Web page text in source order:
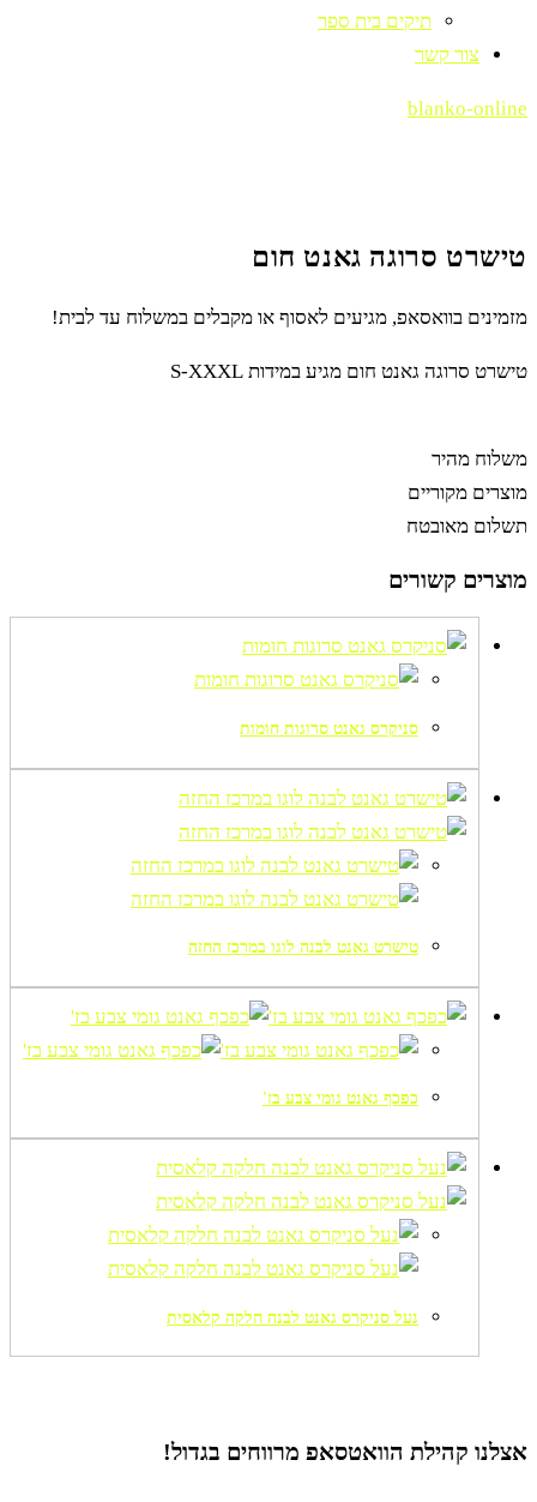
תיקים בית ספר
צור קשר
blanko-online
טישרט סרוגה גאנט חום
מזמינים בוואסאפ, מגיעים לאסוף או מקבלים במשלוח עד לבית!
טישרט סרוגה גאנט חום מגיע במידות S-XXXL
משלוח מהיר
מוצרים מקוריים
תשלום מאובטח
מוצרים קשורים
סניקרס גאנט סרוגות חומות
טישרט גאנט לבנה לוגו במרכז החזה
כפכף גאנט גומי צבע בז'
נעל סניקרס גאנט לבנה חלקה קלאסית
אצלנו קהילת הוואטסאפ מרווחים בגדול!